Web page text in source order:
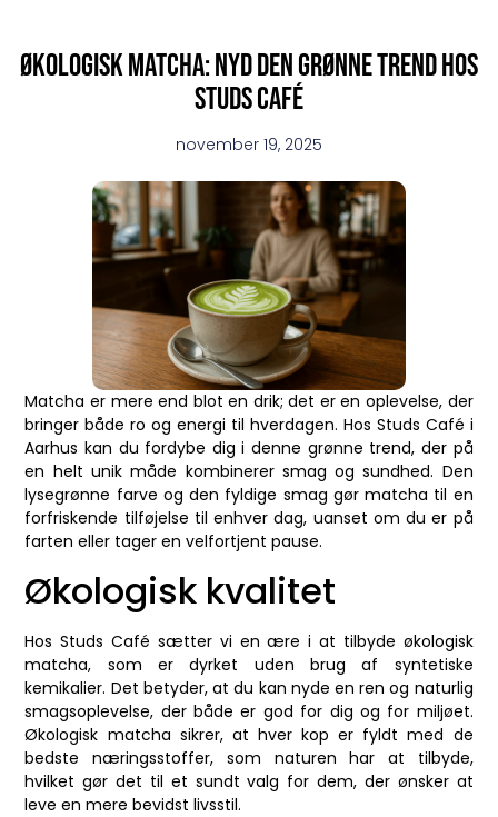
Økologisk matcha: nyd den grønne trend hos
Studs Café
november 19, 2025
Matcha er mere end blot en drik; det er en oplevelse, der
bringer både ro og energi til hverdagen. Hos Studs Café i
Aarhus kan du fordybe dig i denne grønne trend, der på
en helt unik måde kombinerer smag og sundhed. Den
lysegrønne farve og den fyldige smag gør matcha til en
forfriskende tilføjelse til enhver dag, uanset om du er på
farten eller tager en velfortjent pause.
Økologisk kvalitet
Hos Studs Café sætter vi en ære i at tilbyde økologisk
matcha, som er dyrket uden brug af syntetiske
kemikalier. Det betyder, at du kan nyde en ren og naturlig
smagsoplevelse, der både er god for dig og for miljøet.
Økologisk matcha sikrer, at hver kop er fyldt med de
bedste næringsstoffer, som naturen har at tilbyde,
hvilket gør det til et sundt valg for dem, der ønsker at
leve en mere bevidst livsstil.